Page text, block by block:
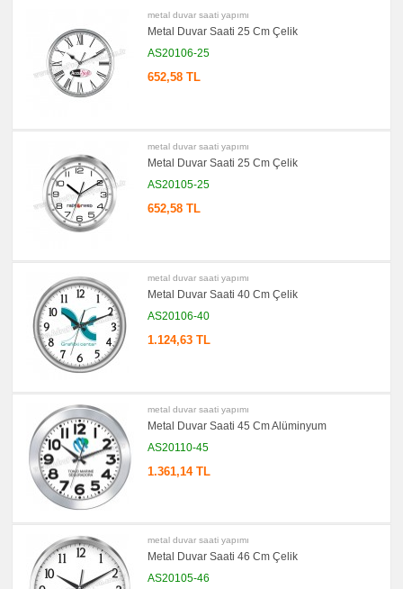
metal duvar saati yapımı
Metal Duvar Saati 25 Cm Çelik
AS20106-25
652,58 TL
metal duvar saati yapımı
Metal Duvar Saati 25 Cm Çelik
AS20105-25
652,58 TL
metal duvar saati yapımı
Metal Duvar Saati 40 Cm Çelik
AS20106-40
1.124,63 TL
metal duvar saati yapımı
Metal Duvar Saati 45 Cm Alüminyum
AS20110-45
1.361,14 TL
metal duvar saati yapımı
Metal Duvar Saati 46 Cm Çelik
AS20105-46
Organizer
promosyon
Matara
&
Termos
Dönüşümlü
Ürünler
promosyon
Anahtarlık
promosyon
Makyaj
Aynası
&
Manikür
Seti
promosyon
Şerit
Metre
promosyon
Çakı
&
El
Feneri
promosyon
Çakmak
promosyon
Masa
Çanta
Askısı